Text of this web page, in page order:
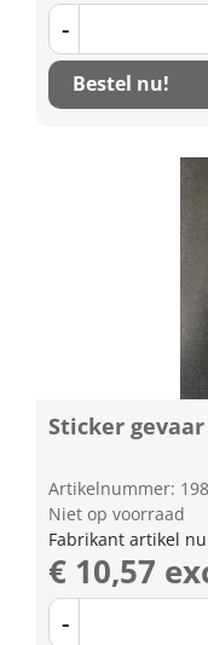
-
Bestel nu!
Sticker
Artikelnummer:
Niet op voorraad
Fabrikant artikel
€ 10,57
-